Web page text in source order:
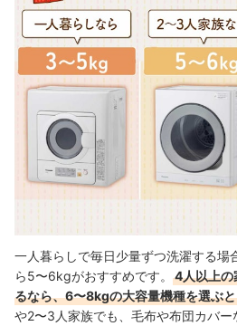
一人暮らしで毎日少量ずつ洗濯する
ら5〜6kgがおすすめです。
4人以上の
るなら、6〜8kgの大容量機種を選ぶ
や2〜3人家族でも、毛布や布団カバ